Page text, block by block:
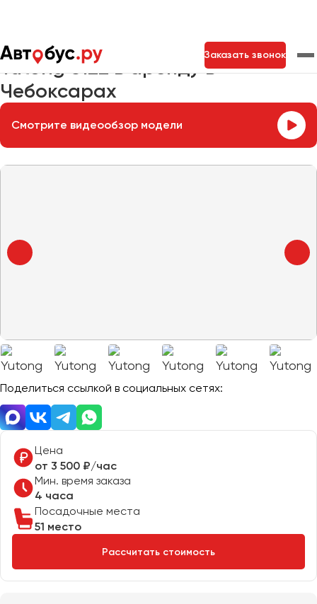
Заказать звонок
Главная Автопарк Yutong 6122
Yutong 6122 в аренду в
Чебоксарах
Смотрите видеообзор модели
Поделиться ссылкой в социальных сетях:
Цена
от 3 500 ₽/час
Мин. время заказа
4 часа
Посадочные места
51 место
Рассчитать стоимость
Москва Санкт-Петербург
Новосибирск
Екатеринбург
Самара
Барнаул
Белгород
Владивосток
Владикавказ
Волжский
Воронеж
Донецк
Евпатория
Нажимая на кнопку, вы соглашаетесь с
политикой
Нажимая на кнопку, вы соглашаетесь с
политикой
конфиденциальности